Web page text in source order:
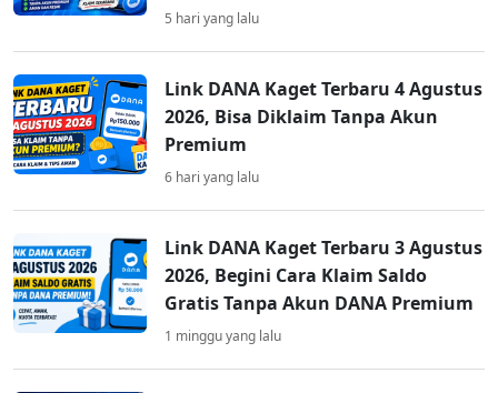
5 hari yang lalu
Link DANA Kaget Terbaru 4 Agustus
2026, Bisa Diklaim Tanpa Akun
Premium
6 hari yang lalu
Link DANA Kaget Terbaru 3 Agustus
2026, Begini Cara Klaim Saldo
Gratis Tanpa Akun DANA Premium
1 minggu yang lalu